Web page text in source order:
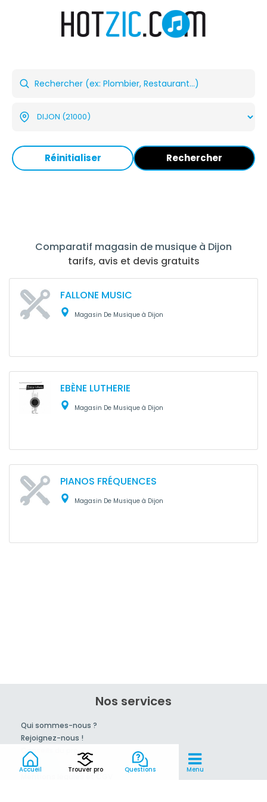
Accueil Trouver pro Questions Menu
Réinitialiser Rechercher
Comparatif magasin de musique à Dijon
tarifs, avis et devis gratuits
FALLONE MUSIC
Magasin De Musique à Dijon
EBÈNE LUTHERIE
Magasin De Musique à Dijon
PIANOS FRÉQUENCES
Magasin De Musique à Dijon
Nos services
Qui sommes-nous ?
Rejoignez-nous !
Conseils du pro
tarif
Mentions légales et CGV